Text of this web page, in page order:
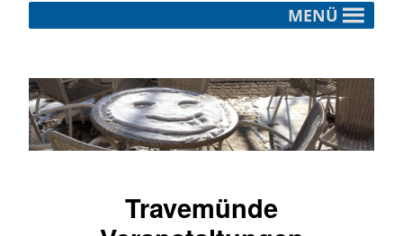
MENÜ
Travemünde